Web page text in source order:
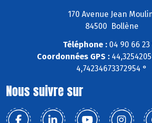
170 Avenue Jean
84500 Bollène
Téléphone :04 90 66 23
Coordonnées GPS :
4,74234673372954 °
Nous suivre sur